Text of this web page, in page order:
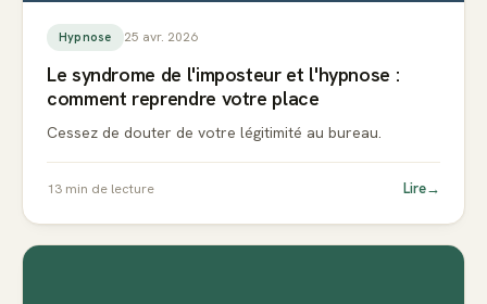
Hypnose 25 avr. 2026
Le syndrome de l'imposteur et l'hypnose :
comment reprendre votre place
Cessez de douter de votre légitimité au bureau.
13 min de lecture Lire→